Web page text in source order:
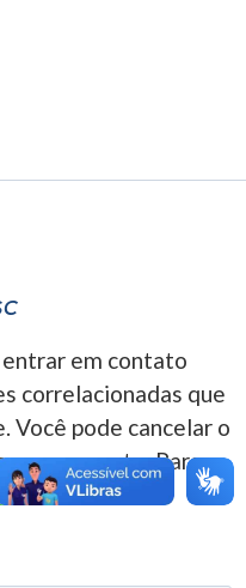
entrar em contato
correlacionadas que
Você pode cancelar o
momento. Para
de